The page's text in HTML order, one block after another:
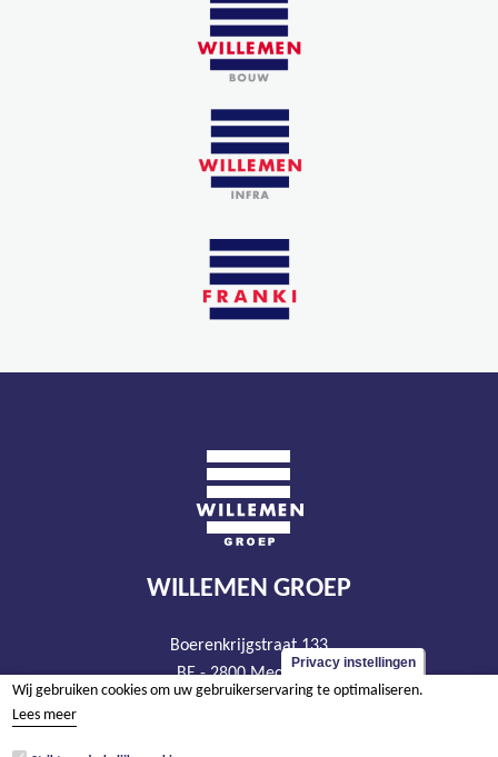
WILLEMEN GROEP
Boerenkrijgstraat 133
BE - 2800 Mechelen
tel +32 15 569 965
Privacy instellingen
Wij gebruiken cookies om uw gebruikerservaring te optimaliseren.
Lees meer